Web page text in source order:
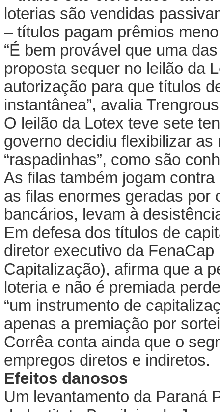
loterias são vendidas
– títulos pagam prêmios
“É bem provável que uma
proposta sequer no leilão da
autorização para que títulos
instantânea”, avalia
O leilão da Lotex teve sete
governo decidiu flexibilizar
“raspadinhas”, como são
As filas também jogam
as filas enormes geradas por
bancários, levam à
Em defesa dos títulos de
diretor executivo da
Capitalização), afirma que a
loteria e não é premiada
“um instrumento de
apenas a premiação por
Corrêa conta ainda que o
empregos diretos e indiretos.
Efeitos danosos
Um levantamento da Paraná